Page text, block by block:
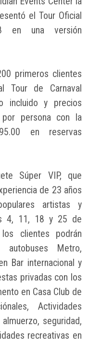
el Tour Oficial
en una versión
primeros clientes
Tour de Carnaval
incluido y precios
persona con la
en reservas
Súper VIP, que
de 23 años
artistas y
4, 11, 18 y 25 de
clientes podrán
Metro,
Bar internacional y
privadas con los
en Casa Club de
Actividades
seguridad,
recreativas en